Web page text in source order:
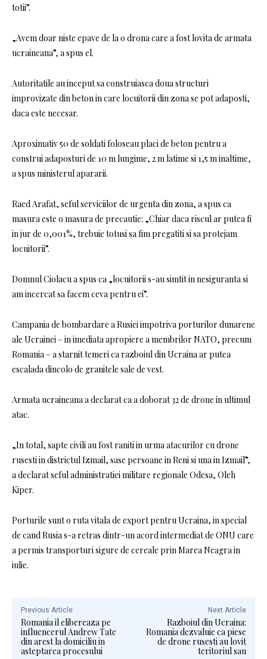
totii”.
„Avem doar niste epave de la o drona care a fost lovita de armata
ucraineana”, a spus el.
Autoritatile au inceput sa construiasca doua structuri
improvizate din beton in care locuitorii din zona se pot adaposti,
daca este necesar.
Aproximativ 50 de soldati foloseau placi de beton pentru a
construi adaposturi de 10 m lungime, 2 m latime si 1,5 m inaltime,
a spus ministerul apararii.
Raed Arafat, seful serviciilor de urgenta din zona, a spus ca
masura este o masura de precautie: „Chiar daca riscul ar putea fi
in jur de 0,001%, trebuie totusi sa fim pregatiti si sa protejam
locuitorii”.
Domnul Ciolacu a spus ca „locuitorii s-au simtit in nesiguranta si
am incercat sa facem ceva pentru ei”.
Campania de bombardare a Rusiei impotriva porturilor dunarene
ale Ucrainei – in imediata apropiere a membrilor NATO, precum
Romania – a starnit temeri ca razboiul din Ucraina ar putea
escalada dincolo de granitele sale de vest.
Armata ucraineana a declarat ca a doborat 32 de drone in ultimul
atac.
„In total, sapte civili au fost raniti in urma atacurilor cu drone
rusesti in districtul Izmail, sase persoane in Reni si una in Izmail”,
a declarat seful administratiei militare regionale Odesa, Oleh
Kiper.
Porturile sunt o ruta vitala de export pentru Ucraina, in special
de cand Rusia s-a retras dintr-un acord intermediat de ONU care
a permis transporturi sigure de cereale prin Marea Neagra in
iulie.
Previous Article
Romania il elibereaza pe
influencerul Andrew Tate
din arest la domiciliu in
asteptarea procesului
Next Article
Razboiul din Ucraina:
Romania dezvaluie ca piese
de drone rusesti au lovit
teritoriul sau